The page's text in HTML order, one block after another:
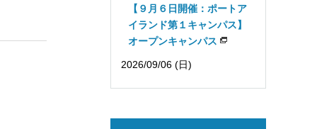
【９月６日開催：ポートア
イランド第１キャンパス】
オープンキャンパス
2026/09/06 (日)